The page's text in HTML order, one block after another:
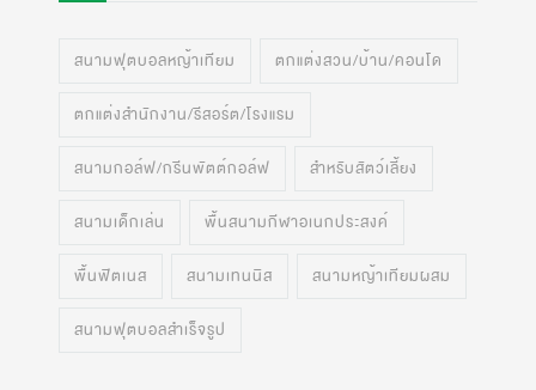
สนามฟุตบอลหญ้าเทียม ตกแต่งสวน/บ้าน/คอนโด
ตกแต่งสำนักงาน/รีสอร์ต/โรงแรม
สนามกอล์ฟ/กรีนพัตต์กอล์ฟ สำหรับสัตว์เลี้ยง
สนามเด็กเล่น พื้นสนามกีฬาอเนกประสงค์
พื้นฟิตเนส สนามเทนนิส สนามหญ้าเทียมผสม
สนามฟุตบอลสำเร็จรูป